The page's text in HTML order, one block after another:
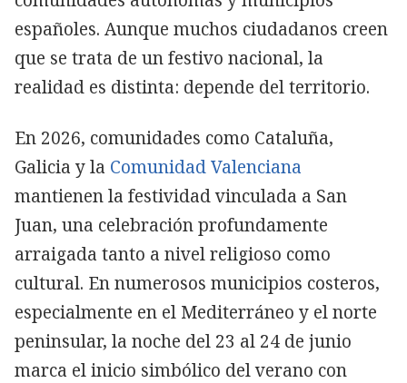
españoles. Aunque muchos ciudadanos creen
que se trata de un festivo nacional, la
realidad es distinta: depende del territorio.
En 2026, comunidades como Cataluña,
Galicia y la Comunidad Valenciana
mantienen la festividad vinculada a San
Juan, una celebración profundamente
arraigada tanto a nivel religioso como
cultural. En numerosos municipios costeros,
especialmente en el Mediterráneo y el norte
peninsular, la noche del 23 al 24 de junio
marca el inicio simbólico del verano con